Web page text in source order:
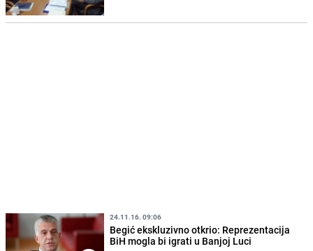
24.11.16. 09:06
Begić ekskluzivno otkrio: Reprezentacija
BiH mogla bi igrati u Banjoj Luci